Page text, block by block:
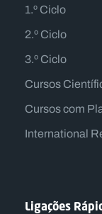
1.º Ciclo
2.º Ciclo
3.º Ciclo
Cursos
Cursos com
International
Ligações